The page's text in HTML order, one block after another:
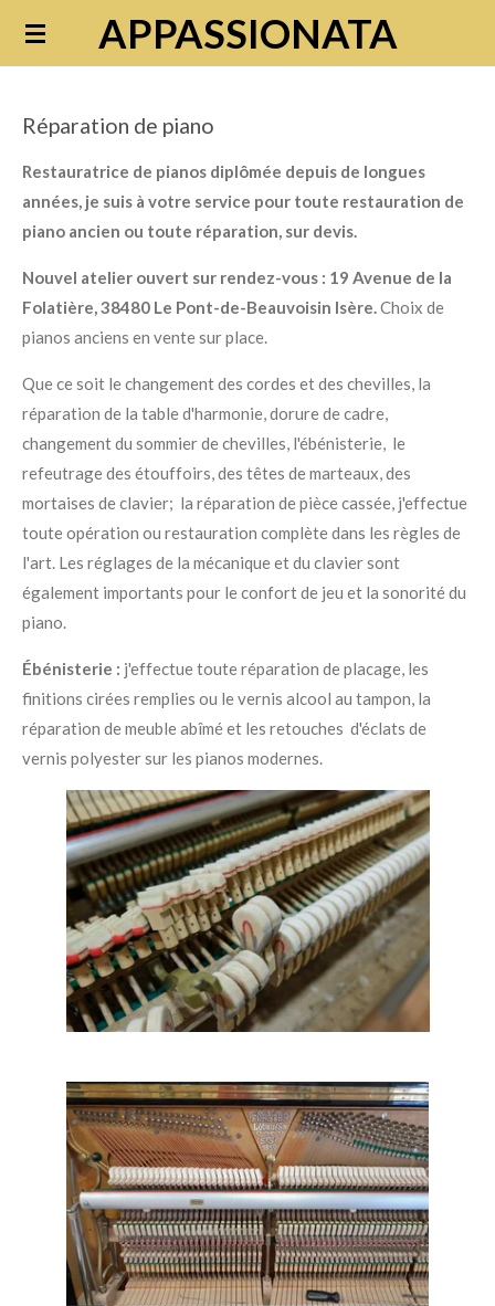
Passer
principal
APPASSIONATA
Réparation de piano
Restauratrice de pianos diplômée depuis de longues
années, je suis à votre service pour toute restauration de
piano ancien ou toute réparation, sur devis.
Nouvel atelier ouvert sur rendez-vous : 19 Avenue de la
Folatière, 38480 Le Pont-de-Beauvoisin Isère.Choix de
pianos anciens en vente sur place.
Que ce soit le changement des cordes et des chevilles, la
réparation de la table d'harmonie, dorure de cadre,
changement du sommier de chevilles, l'ébénisterie, le
refeutrage des étouffoirs, des têtes de marteaux, des
mortaises de clavier; la réparation de pièce cassée, j'effectue
toute opération ou restauration complète dans les règles de
l'art. Les réglages de la mécanique et du clavier sont
également importants pour le confort de jeu et la sonorité du
piano.
Ébénisterie : j'effectue toute réparation de placage, les
finitions cirées remplies ou le vernis alcool au tampon, la
réparation de meuble abîmé et les retouches d'éclats de
vernis polyester sur les pianos modernes.